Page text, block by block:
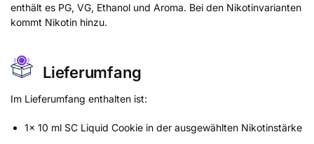
enthält es PG, VG, Ethanol und Aroma. Bei den Nikotinvarianten
kommt Nikotin hinzu.
Lieferumfang
Im Lieferumfang enthalten ist:
1x 10 ml SC Liquid Cookie in der ausgewählten Nikotinstärke